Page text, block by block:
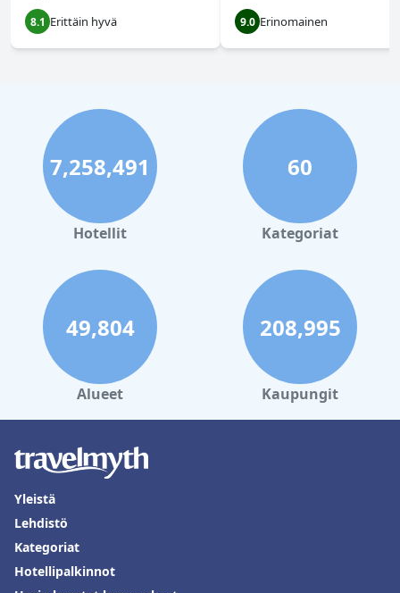
8.1 Erittäin hyvä 9.0 Erinomainen
7,258,491
Hotellit
60
Kategoriat
49,804
Alueet
208,995
Kaupungit
Yleistä
Lehdistö
Kategoriat
Hotellipalkinnot